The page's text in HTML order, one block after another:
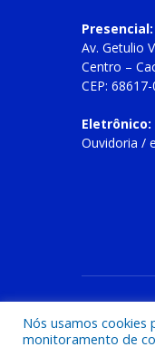
Presencial:
Av. Getulio
Centro –
CEP:
Eletrônico:
Ouvidoria /
Nós usamos
monitoramento de